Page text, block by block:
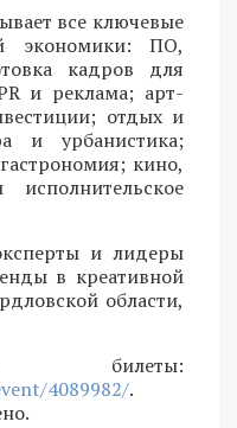
все ключевые
экономики: ПО,
кадров для
и реклама; арт-
отдых и
и урбанистика;
кино,
и лидеры
в креативной
области,
и билеты:
4089982/.